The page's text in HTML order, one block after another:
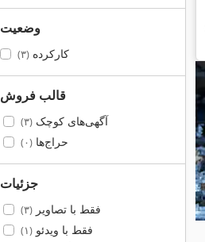
وضعیت
کارکرده(۳)
قالب فروش
آگهی‌های کوچک(۳)
حراج‌ها(۰)
جزئیات
فقط با تصاویر(۳)
فقط با ویدئو(۱)